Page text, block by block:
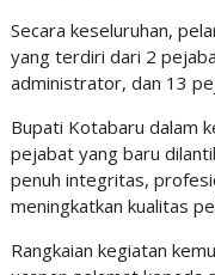
Secara keseluruhan,
yang terdiri dari 2
administrator, dan 13
Bupati Kotabaru dalam
pejabat yang baru
penuh integritas,
meningkatkan kualitas
Rangkaian kegiatan